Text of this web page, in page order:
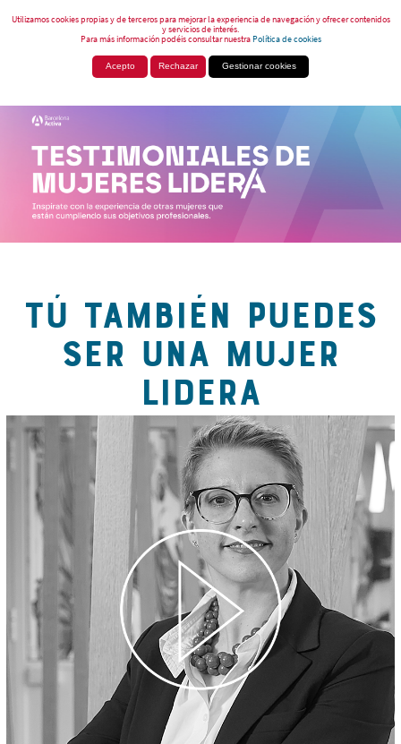
Utilizamos cookies propias y de terceros para mejorar la experiencia de navegación y ofrecer contenidos
y servicios de interés.
Para más información podéis consultar nuestraPolítica de cookies
Acepto Rechazar Gestionar cookies
TÚ TAMBIÉN PUEDES
SER UNA MUJER
LIDERA